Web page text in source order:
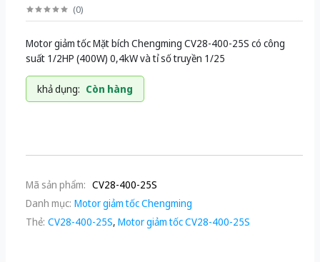
(0)
Motor giảm tốc Mặt bích Chengming CV28-400-25S có công
suất 1/2HP (400W) 0,4kW và tỉ số truyền 1/25
khả dụng: Còn hàng
Mã sản phẩm: CV28-400-25S
Danh mục: Motor giảm tốc Chengming
Thẻ: CV28-400-25S, Motor giảm tốc CV28-400-25S